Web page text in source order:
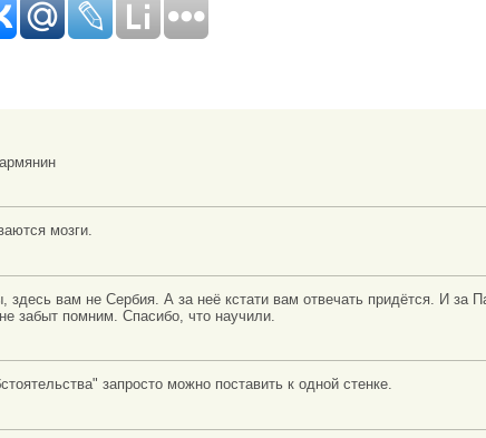
мозги.
здесь вам не Сербия. А за неё кстати вам отвечать придётся. И за
забыт помним. Спасибо, что научили.
запросто можно поставить к одной стенке.